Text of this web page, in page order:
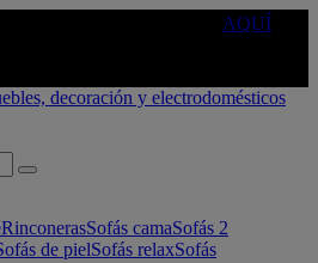
AQUÍ
RinconerasSofás camaSofás 2
de pielSofás relaxSofás